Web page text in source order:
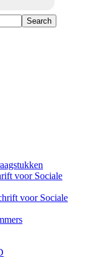
voor Sociale
voor Sociale